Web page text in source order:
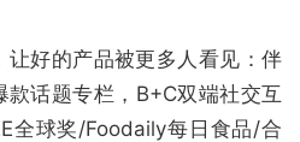
好的产品被更多人看见： 伴
款话题专栏，B+C双端社交互
全球奖/Foodaily每日食品/合